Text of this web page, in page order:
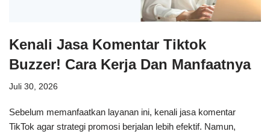
Kenali Jasa Komentar Tiktok
Buzzer! Cara Kerja Dan Manfaatnya
Juli 30, 2026
Sebelum memanfaatkan layanan ini, kenali jasa komentar
TikTok agar strategi promosi berjalan lebih efektif. Namun,